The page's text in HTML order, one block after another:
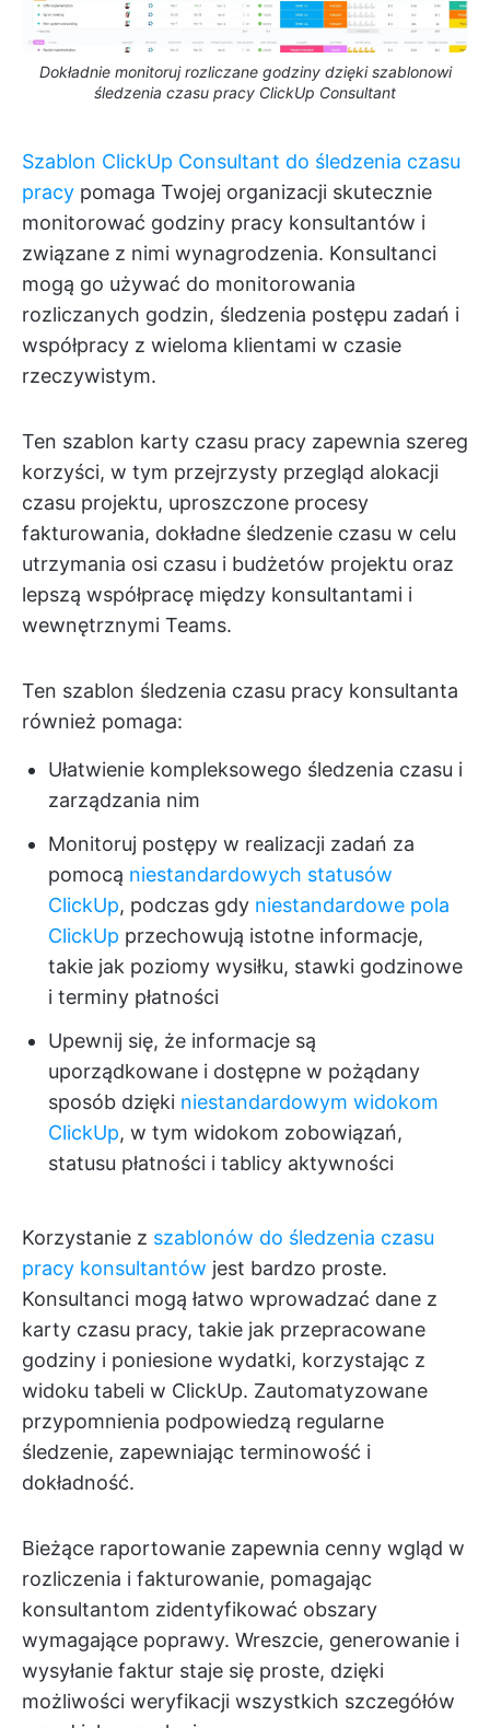
Dokładnie monitoruj rozliczane godziny dzięki szablonowi
śledzenia czasu pracy ClickUp Consultant
Szablon ClickUp Consultant do śledzenia czasu
pracy pomaga Twojej organizacji skutecznie
monitorować godziny pracy konsultantów i
związane z nimi wynagrodzenia. Konsultanci
mogą go używać do monitorowania
rozliczanych godzin, śledzenia postępu zadań i
współpracy z wieloma klientami w czasie
rzeczywistym.
Ten szablon karty czasu pracy zapewnia szereg
korzyści, w tym przejrzysty przegląd alokacji
czasu projektu, uproszczone procesy
fakturowania, dokładne śledzenie czasu w celu
utrzymania osi czasu i budżetów projektu oraz
lepszą współpracę między konsultantami i
wewnętrznymi Teams.
Ten szablon śledzenia czasu pracy konsultanta
również pomaga:
Ułatwienie kompleksowego śledzenia czasu i
zarządzania nim
Monitoruj postępy w realizacji zadań za
pomocą niestandardowych statusów
ClickUp, podczas gdy niestandardowe pola
ClickUp przechowują istotne informacje,
takie jak poziomy wysiłku, stawki godzinowe
i terminy płatności
Upewnij się, że informacje są
uporządkowane i dostępne w pożądany
sposób dzięki niestandardowym widokom
ClickUp, w tym widokom zobowiązań,
statusu płatności i tablicy aktywności
Korzystanie z szablonów do śledzenia czasu
pracy konsultantów jest bardzo proste.
Konsultanci mogą łatwo wprowadzać dane z
karty czasu pracy, takie jak przepracowane
godziny i poniesione wydatki, korzystając z
widoku tabeli w ClickUp. Zautomatyzowane
przypomnienia podpowiedzą regularne
śledzenie, zapewniając terminowość i
dokładność.
Bieżące raportowanie zapewnia cenny wgląd w
rozliczenia i fakturowanie, pomagając
konsultantom zidentyfikować obszary
wymagające poprawy. Wreszcie, generowanie i
wysyłanie faktur staje się proste, dzięki
możliwości weryfikacji wszystkich szczegółów